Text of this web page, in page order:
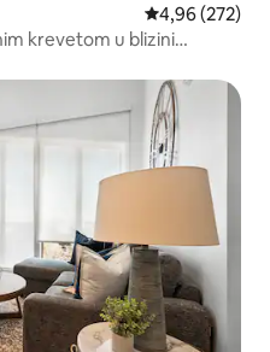
Prosječna
4,96 (272)
krevetom u blizini